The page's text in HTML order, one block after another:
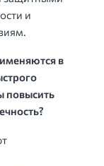
и
в
повысить